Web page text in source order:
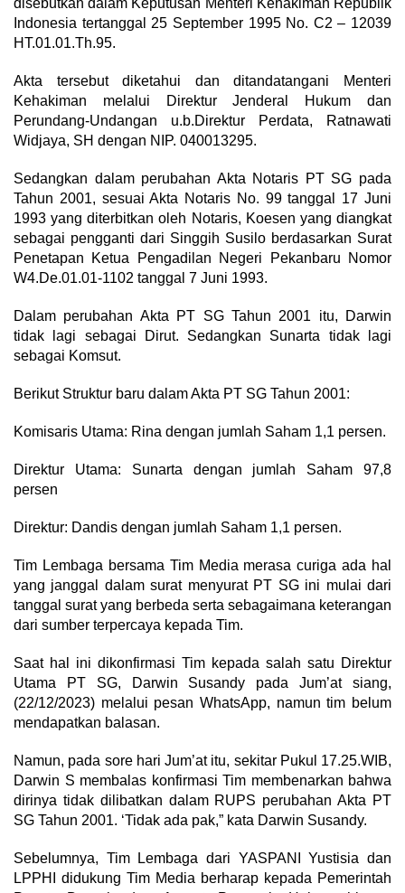
disebutkan dalam Keputusan Menteri Kehakiman Republik
Indonesia tertanggal 25 September 1995 No. C2 – 12039
HT.01.01.Th.95.
Akta tersebut diketahui dan ditandatangani Menteri
Kehakiman melalui Direktur Jenderal Hukum dan
Perundang-Undangan u.b.Direktur Perdata, Ratnawati
Widjaya, SH dengan NIP. 040013295.
Sedangkan dalam perubahan Akta Notaris PT SG pada
Tahun 2001, sesuai Akta Notaris No. 99 tanggal 17 Juni
1993 yang diterbitkan oleh Notaris, Koesen yang diangkat
sebagai pengganti dari Singgih Susilo berdasarkan Surat
Penetapan Ketua Pengadilan Negeri Pekanbaru Nomor
W4.De.01.01-1102 tanggal 7 Juni 1993.
Dalam perubahan Akta PT SG Tahun 2001 itu, Darwin
tidak lagi sebagai Dirut. Sedangkan Sunarta tidak lagi
sebagai Komsut.
Berikut Struktur baru dalam Akta PT SG Tahun 2001:
Komisaris Utama: Rina dengan jumlah Saham 1,1 persen.
Direktur Utama: Sunarta dengan jumlah Saham 97,8
persen
Direktur: Dandis dengan jumlah Saham 1,1 persen.
Tim Lembaga bersama Tim Media merasa curiga ada hal
yang janggal dalam surat menyurat PT SG ini mulai dari
tanggal surat yang berbeda serta sebagaimana keterangan
dari sumber terpercaya kepada Tim.
Saat hal ini dikonfirmasi Tim kepada salah satu Direktur
Utama PT SG, Darwin Susandy pada Jum’at siang,
(22/12/2023) melalui pesan WhatsApp, namun tim belum
mendapatkan balasan.
Namun, pada sore hari Jum’at itu, sekitar Pukul 17.25.WIB,
Darwin S membalas konfirmasi Tim membenarkan bahwa
dirinya tidak dilibatkan dalam RUPS perubahan Akta PT
SG Tahun 2001. ‘Tidak ada pak,” kata Darwin Susandy.
Sebelumnya, Tim Lembaga dari YASPANI Yustisia dan
LPPHI didukung Tim Media berharap kepada Pemerintah